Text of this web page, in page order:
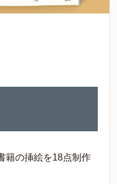
籍の挿絵を18点制作